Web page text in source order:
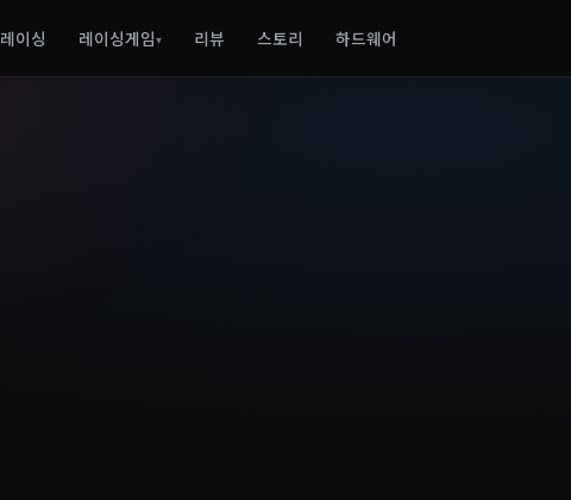
레이싱 레이싱게임▾ 리뷰 스토리 하드웨어